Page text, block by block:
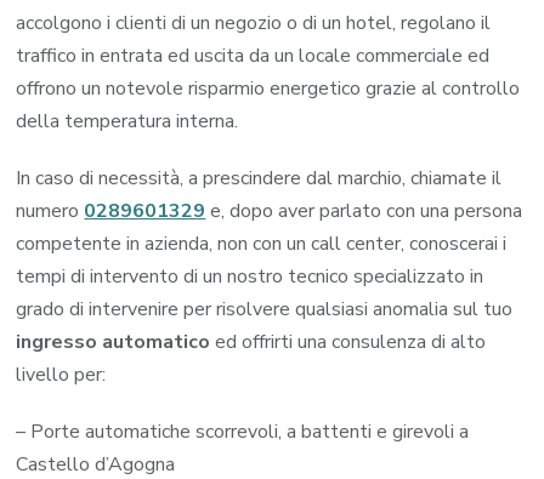
accolgono i clienti di un negozio o di un hotel, regolano il
traffico in entrata ed uscita da un locale commerciale ed
offrono un notevole risparmio energetico grazie al controllo
della temperatura interna.
In caso di necessità, a prescindere dal marchio, chiamate il
numero 0289601329 e, dopo aver parlato con una persona
competente in azienda, non con un call center, conoscerai i
tempi di intervento di un nostro tecnico specializzato in
grado di intervenire per risolvere qualsiasi anomalia sul tuo
ingresso automatico ed offrirti una consulenza di alto
livello per:
– Porte automatiche scorrevoli, a battenti e girevoli a
Castello d’Agogna